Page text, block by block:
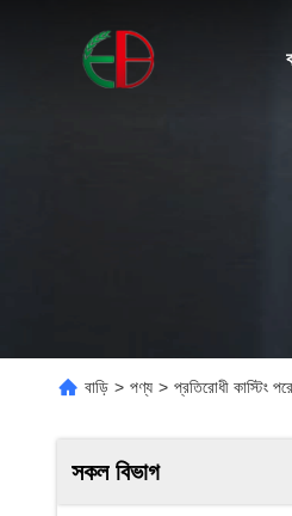
বাড়ি > পণ্য > প্রতিরোধী কাস্টিং
সকল বিভাগ